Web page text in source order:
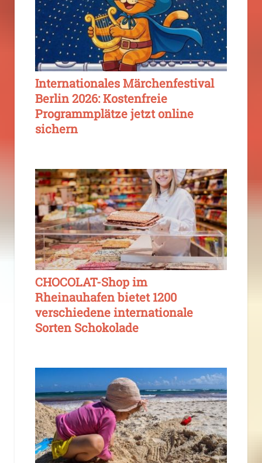
Internationales Märchenfestival
Berlin 2026: Kostenfreie
Programmplätze jetzt online
sichern
CHOCOLAT-Shop im
Rheinauhafen bietet 1200
verschiedene internationale
Sorten Schokolade